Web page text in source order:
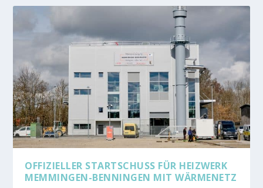
OFFIZIELLER STARTSCHUSS FÜR HEIZWERK
MEMMINGEN-BENNINGEN MIT WÄRMENETZ